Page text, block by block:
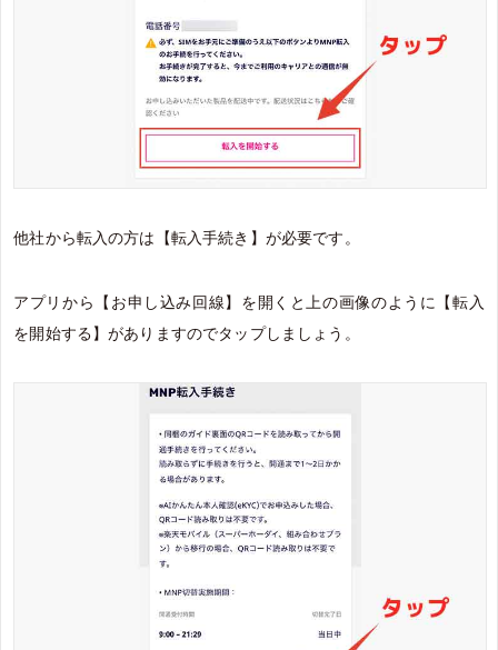
他社から転入の方は【転入手続き】が必要です。
アプリから【お申し込み回線】を開くと上の画像のように【転入
を開始する】がありますのでタップしましょう。